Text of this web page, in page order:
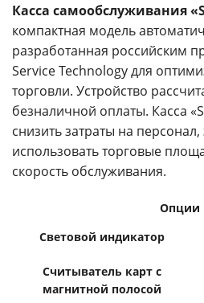
Касса самообслуживания
компактная модель
разработанная российским
Service Technology для
торговли. Устройство
безналичной оплаты. Касса
снизить затраты на
использовать торговые
скорость обслуживания.
Опции
Световой индикатор
Считыватель карт с
магнитной полосой